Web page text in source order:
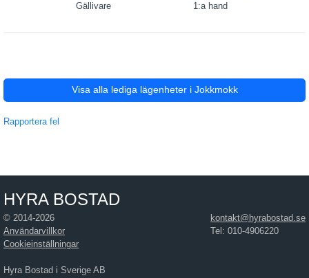
Gällivare
1:a hand
Visa alla lediga lägenheter i Jokkmokk
Rapportera fel
HYRA BOSTAD
kontakt@hyrabostad.se
Tel: 010-4906220
© 2014-2026
Användarvillkor
Cookieinställningar
Hyra Bostad i Sverige AB